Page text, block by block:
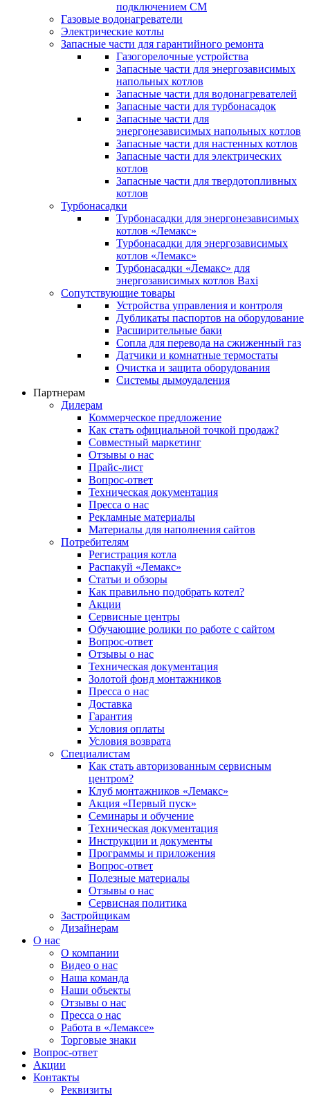
подключением CM
Газовые водонагреватели
Электрические котлы
Запасные части для гарантийного ремонта
Газогорелочные устройства
Запасные части для энергозависимых
напольных котлов
Запасные части для водонагревателей
Запасные части для турбонасадок
Запасные части для
энергонезависимых напольных котлов
Запасные части для настенных котлов
Запасные части для электрических
котлов
Запасные части для твердотопливных
котлов
Турбонасадки
Турбонасадки для энергонезависимых
котлов «Лемакс»
Турбонасадки для энергозависимых
котлов «Лемакс»
Турбонасадки «Лемакс» для
энергозависимых котлов Baxi
Сопутствующие товары
Устройства управления и контроля
Дубликаты паспортов на оборудование
Расширительные баки
Сопла для перевода на сжиженный газ
Датчики и комнатные термостаты
Очистка и защита оборудования
Системы дымоудаления
Партнерам
Дилерам
Коммерческое предложение
Как стать официальной точкой продаж?
Совместный маркетинг
Отзывы о нас
Прайс-лист
Вопрос-ответ
Техническая документация
Пресса о нас
Рекламные материалы
Материалы для наполнения сайтов
Потребителям
Регистрация котла
Распакуй «Лемакс»
Статьи и обзоры
Как правильно подобрать котел?
Акции
Сервисные центры
Обучающие ролики по работе с сайтом
Вопрос-ответ
Отзывы о нас
Техническая документация
Золотой фонд монтажников
Пресса о нас
Доставка
Гарантия
Условия оплаты
Условия возврата
Специалистам
Как стать авторизованным сервисным
центром?
Клуб монтажников «Лемакс»
Акция «Первый пуск»
Семинары и обучение
Техническая документация
Инструкции и документы
Программы и приложения
Вопрос-ответ
Полезные материалы
Отзывы о нас
Сервисная политика
Застройщикам
Дизайнерам
О нас
О компании
Видео о нас
Наша команда
Наши объекты
Отзывы о нас
Пресса о нас
Работа в «Лемаксе»
Торговые знаки
Вопрос-ответ
Акции
Контакты
Реквизиты